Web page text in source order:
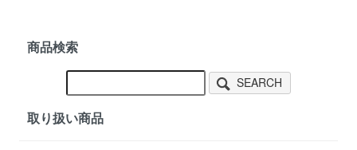
商品検索
SEARCH
取り扱い商品